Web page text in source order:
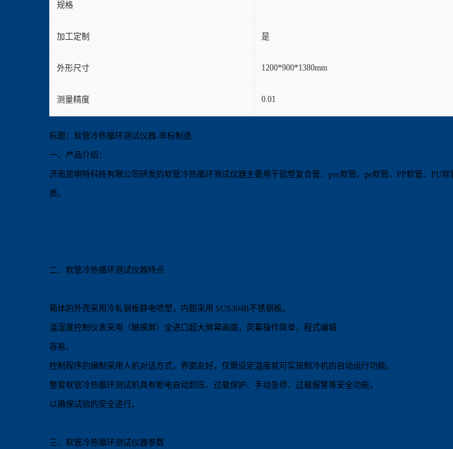
规格
加工定制 是
外形尺寸 1200*900*1380mm
测量精度 0.01
标题：软管冷热循环测试仪器-非标制造
一、产品介绍：
济南思明特科技有限公司研发的软管冷热循环测试仪器主要用于铝塑复合管、pvc软管、pe软管、PP软管、PU
质。
二、软管冷热循环测试仪器特点
箱体的外壳采用冷轧钢板静电喷塑，内胆采用 SUS304B不锈钢板。
温湿度控制仪表采用（触摸屏）全进口超大屏幕画面，荧幕操作简单，程式编辑
容易。
控制程序的编制采用人机对话方式，界面友好，仅需设定温度就可实现制冷机的自动运行功能。
整套软管冷热循环测试机具有断电自动卸压、过载保护、手动急停、过载报警等安全功能，
以确保试验的安全进行。
三、软管冷热循环测试仪器参数